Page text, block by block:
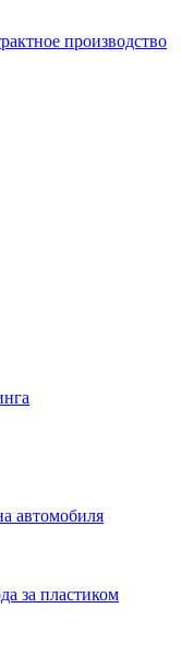
производство
автомобиля
за пластиком